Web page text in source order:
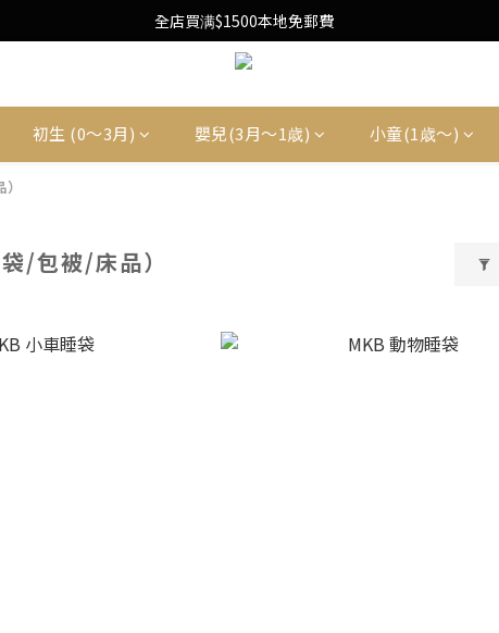
Free Local Shipping Upon $1500 purchase
全店買满$1500本地免郵費
Free Local Shipping Upon $1500 purchase
初生 (0〜3月) 嬰兒(3月〜1歳) 小童(1歳〜)
/包被/床品）